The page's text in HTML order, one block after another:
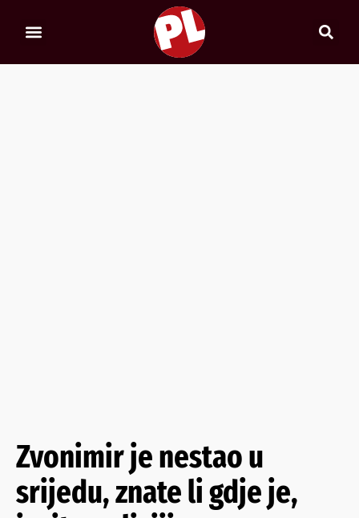
Zvonimir je nestao u
srijedu, znate li gdje je,